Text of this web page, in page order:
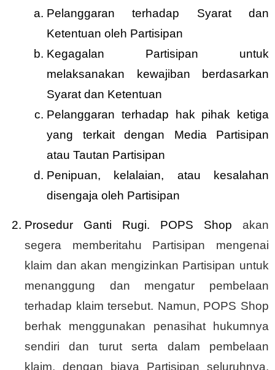
Pelanggaran terhadap Syarat dan
Ketentuan oleh Partisipan
Kegagalan Partisipan untuk
melaksanakan kewajiban berdasarkan
Syarat dan Ketentuan
Pelanggaran terhadap hak pihak ketiga
yang terkait dengan Media Partisipan
atau Tautan Partisipan
Penipuan, kelalaian, atau kesalahan
disengaja oleh Partisipan
Prosedur Ganti Rugi. POPS Shop akan
segera memberitahu Partisipan mengenai
klaim dan akan mengizinkan Partisipan untuk
menanggung dan mengatur pembelaan
terhadap klaim tersebut. Namun, POPS Shop
berhak menggunakan penasihat hukumnya
sendiri dan turut serta dalam pembelaan
klaim, dengan biaya Partisipan seluruhnya.